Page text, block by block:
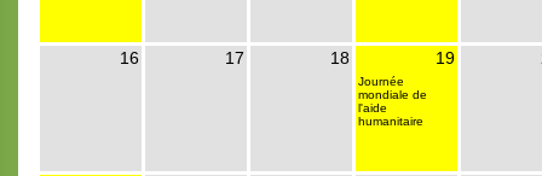
16 17 18 19
Journée
mondiale de
l'aide
humanitaire